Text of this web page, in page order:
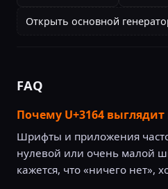
Открыть основной
FAQ
Почему U+3164
Шрифты и приложения
нулевой или очень малой
кажется, что «ничего нет»,